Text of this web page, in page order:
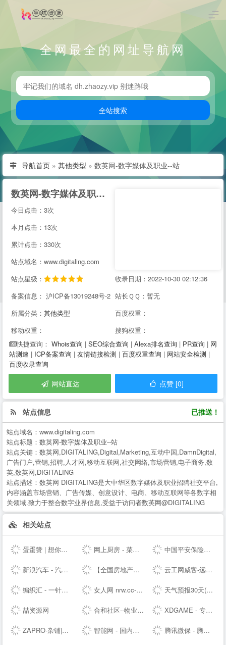
全网最全的网址导航网
导航首页 » 其他类型 » 数英网-数字媒体及职业--站
数英网-数字媒体及职业--站
今日点击：3次
本月点击：13次
累计点击：330次
站点域名：www.digitaling.com
站点星级：
收录日期：2022-10-30 02:12:36
备案信息： 沪ICP备13019248号-2 站长ＱＱ：暂无
所属分类： 其他类型
百度权重：
移动权重：
搜狗权重：
快捷查询： Whois查询 | SEO综合查询 | Alexa排名查询 | PR查询 | 网
站测速 | ICP备案查询 | 友情链接检测 | 百度权重查询 | 网站安全检测 |
百度收录查询
网站直达 点赞 [0]
站点信息 已推送！
站点域名： www.digitaling.com
站点标题： 数英网-数字媒体及职业--站
站点关键： 数英网,DIGITALING,Digital,Marketing,互动中国,DamnDigital,
广告门户,营销,招聘,人才网,移动互联网,社交网络,市场营销,电子商务,数
英,数英网,DIGITALING
站点描述： 数英网 DIGITALING是大中华区数字媒体及职业招聘社交平台,
内容涵盖市场营销、广告传媒、创意设计、电商、移动互联网等各数字相
关领域.致力于整合数字业界信息,受益于访问者数英网@DIGITALING
相关站点
蛋蛋赞 | 想你所想,看你所看! 网上厨房 - 菜谱食谱大全 - 学做家常菜的美食网 中国平安保险集团提供专业的保险、银行、投资、贷款、理财服务
新浪汽车 - 汽车生活源动力！ 【全国房地产门户|房地产网】-实播看房抢优惠-全国房天下 云工网威客-远程工作、按需雇佣，灵活用工人才共享平台
编织汇 - 一针一线织出无限可能！ 女人网 nrw.cc-时尚女性-- 天气预报30天(一个月)天气查询，天气预报未来15、20、30天 - 30天天气
喆资源网 合和社区--物业管理服务综合信息论坛 XDGAME - 专注单机游戏试玩及正版推荐！
ZAPRO·杂铺|发现美好，分享快乐！ 智能网 - 国内专业的人工智能科技门户 腾讯微保 - 腾讯官方保险代理平台